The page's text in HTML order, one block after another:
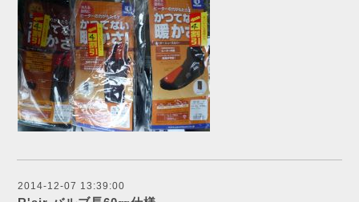
2014-12-07 13:39:00